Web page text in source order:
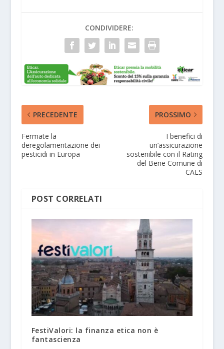
CONDIVIDERE:
PRECEDENTE
Fermate la
deregolamentazione dei
pesticidi in Europa
PROSSIMO
I benefici di
un’assicurazione
sostenibile con il Rating
del Bene Comune di
CAES
POST CORRELATI
FestiValori: la finanza etica non è
fantascienza